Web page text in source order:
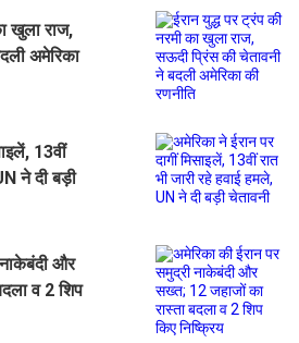
खुला राज,
अमेरिका
13वीं
ने दी बड़ी
और
व 2 शिप